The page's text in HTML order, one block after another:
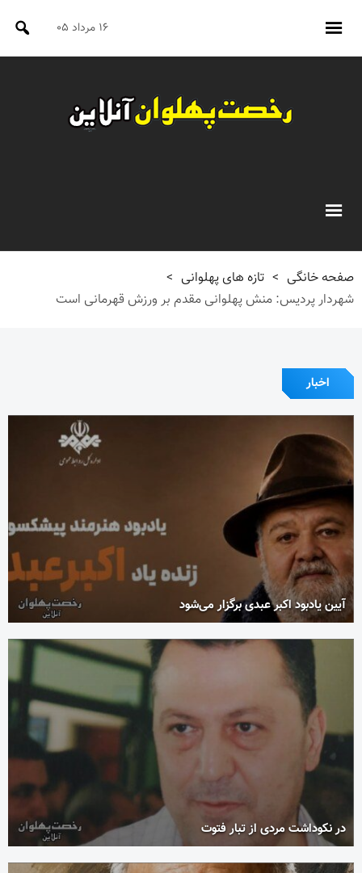
۱۶ مرداد ۰۵
صفحه خانگی > تازه های پهلوانی >
شهردار پردیس: منش پهلوانی مقدم بر ورزش قهرمانی است
اخبار
آیین یادبود اکبر عبدی برگزار می‌شود
در نکوداشت مردی از تبار فتوت